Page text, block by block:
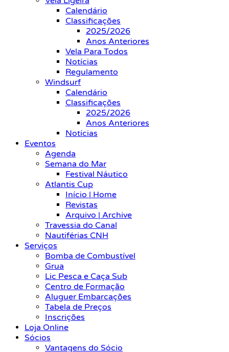
Calendário
Classificações
2025/2026
Anos Anteriores
Vela Para Todos
Notícias
Regulamento
Windsurf
Calendário
Classificações
2025/2026
Anos Anteriores
Notícias
Eventos
Agenda
Semana do Mar
Festival Náutico
Atlantis Cup
Início | Home
Revistas
Arquivo | Archive
Travessia do Canal
Nautiférias CNH
Serviços
Bomba de Combustível
Grua
Lic Pesca e Caça Sub
Centro de Formação
Aluguer Embarcações
Tabela de Preços
Inscrições
Loja Online
Sócios
Vantagens do Sócio